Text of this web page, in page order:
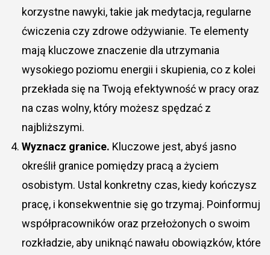
korzystne nawyki, takie jak medytacja, regularne
ćwiczenia czy zdrowe odżywianie. Te elementy
mają kluczowe znaczenie dla utrzymania
wysokiego poziomu energii i skupienia, co z kolei
przekłada się na Twoją efektywność w pracy oraz
na czas wolny, który możesz spędzać z
najbliższymi.
Wyznacz granice. Kluczowe jest, abyś jasno
określił granice pomiędzy pracą a życiem
osobistym. Ustal konkretny czas, kiedy kończysz
pracę, i konsekwentnie się go trzymaj. Poinformuj
współpracowników oraz przełożonych o swoim
rozkładzie, aby uniknąć nawału obowiązków, które